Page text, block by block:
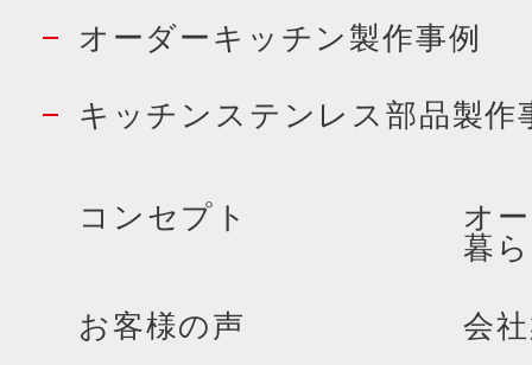
オーダーキッチン製作事例
キッチンステンレス部品製作
コンセプト
オ
暮
お客様の声 会